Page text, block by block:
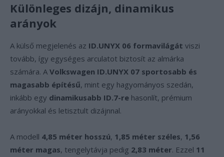
Különleges dizájn, dinamikus
arányok
A külső megjelenés az ID.UNYX 06 formavilágát viszi
tovább, így egységes arculatot biztosít az almárka
számára. A Volkswagen ID.UNYX 07 sportosabb és
magasabb építésű, mint egy hagyományos szedán,
inkább egy dinamikusabb ID.7-re hasonlít, prémium
arányokkal és letisztult dizájnnal.
A modell 4,85 méter hosszú, 1,85 méter széles, 1,56
méter magas, tengelytávja pedig 2,83 méter. Ezzel 11